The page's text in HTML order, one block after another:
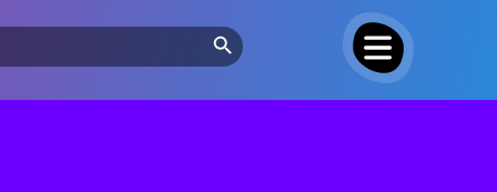
Search Button